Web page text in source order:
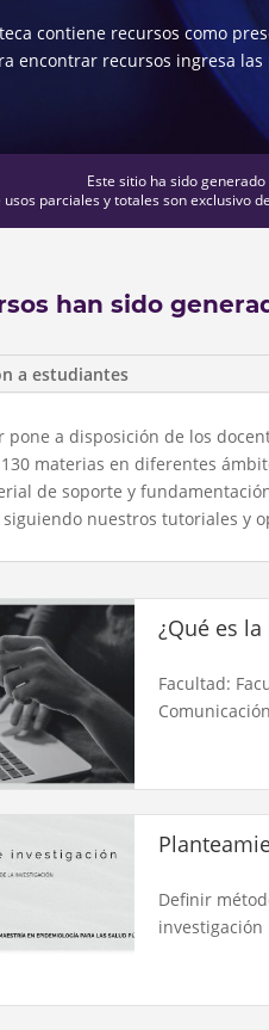
contiene recursos como
encontrar recursos ingresa
Este sitio ha sido
usos parciales y totales son exclusivo
han sido
a estudiantes
pone a disposición de los
materias en diferentes
de soporte y
nuestros tutoriales y
¿Qué es
Facultad:
Definir
investigación